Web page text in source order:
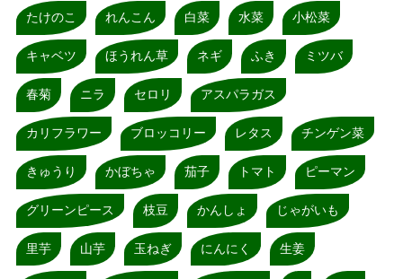
たけのこ れんこん 白菜 水菜 小松菜
キャベツ ほうれん草 ネギ ふき ミツバ
春菊 ニラ セロリ アスパラガス
カリフラワー ブロッコリー レタス チンゲン菜
きゅうり かぼちゃ 茄子 トマト ピーマン
グリーンピース 枝豆 かんしょ じゃがいも
里芋 山芋 玉ねぎ にんにく 生姜